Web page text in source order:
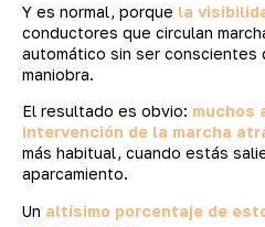
Y es normal, porque la
conductores que circulan
automático sin ser
maniobra.
El resultado es obvio: muchos
intervención de la marcha
más habitual, cuando estás
aparcamiento.
Un altísimo porcentaje de